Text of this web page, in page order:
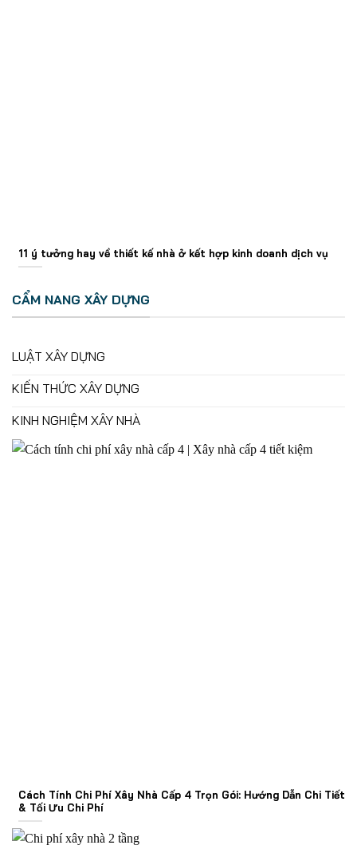
11 ý tưởng hay về thiết kế nhà ở kết hợp kinh doanh dịch vụ
CẨM NANG XÂY DỰNG
LUẬT XÂY DỰNG
KIẾN THỨC XÂY DỰNG
KINH NGHIỆM XÂY NHÀ
Cách Tính Chi Phí Xây Nhà Cấp 4 Trọn Gói: Hướng Dẫn Chi Tiết
& Tối Ưu Chi Phí